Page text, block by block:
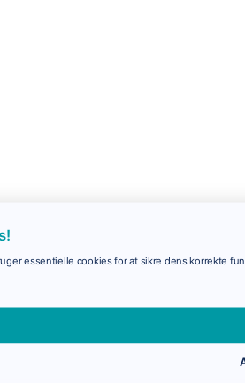
essentielle cookies for at sikre dens korrekte